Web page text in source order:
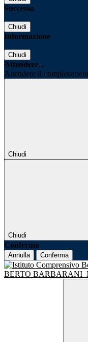
Successo
Chiudi
Informazione
Chiudi
Attendere...
Attendere il
Chiudi
Chiudi
Conferma
Annulla Conferma
BERTO BARBARANI